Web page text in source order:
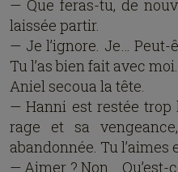
— Que feras-tu, de
laissée partir.
— Je l’ignore. Je… Peut-
Tu l’as bien fait avec moi.
Aniel secoua la tête.
— Hanni est restée trop
rage et sa
abandonnée. Tu l’aimes
— Aimer ? Non… Qu’est-